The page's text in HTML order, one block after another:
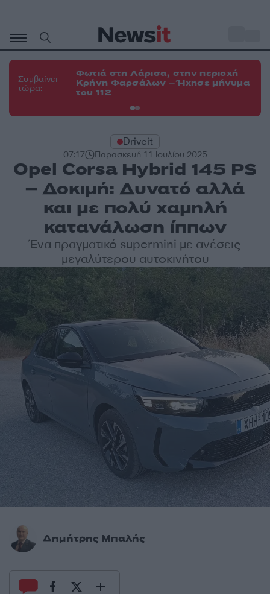
περιεχόμενο
Συμβαίνει
τώρα:
Φωτιά στη Λάρισα, στην περιοχή
Κρήνη Φαρσάλων – Ήχησε μήνυμα
του 112
Driveit
07:17 Παρασκευή 11 Ιουλίου 2025
Opel Corsa Hybrid 145 PS
– Δοκιμή: Δυνατό αλλά
και με πολύ χαμηλή
κατανάλωση ίππων
Ένα πραγματικό supermini με ανέσεις
μεγαλύτερου αυτοκινήτου
Δημήτρης Μπαλής